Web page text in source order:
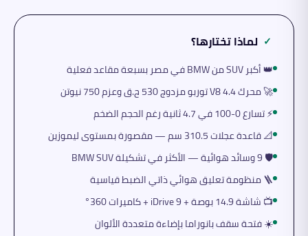
✓ لماذا تختارها؟
👑 أكبر SUV من BMW في مصر بسبعة مقاعد فعلية
🚀 محرك V8 4.4 توربو مزدوج 530 ح.ق وعزم 750 نيوتن
⚡ تسارع 0-100 في 4.7 ثانية رغم الحجم الضخم
📐 قاعدة عجلات 310.5 سم — مقصورة بمستوى ليموزين
🛡️ 9 وسائد هوائية — الأكثر في تشكيلة BMW SUV
🪜 منظومة تعليق هوائي ذاتي الضبط قياسية
📺 شاشة 14.9 بوصة + iDrive 9 + كاميرات 360°
☀️ فتحة سقف بانوراما بإضاءة متعددة الألوان